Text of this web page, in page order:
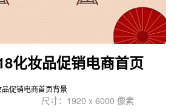
化妆品促销电商首页
促销电商首页背景
尺寸：1920 x 6000 像素